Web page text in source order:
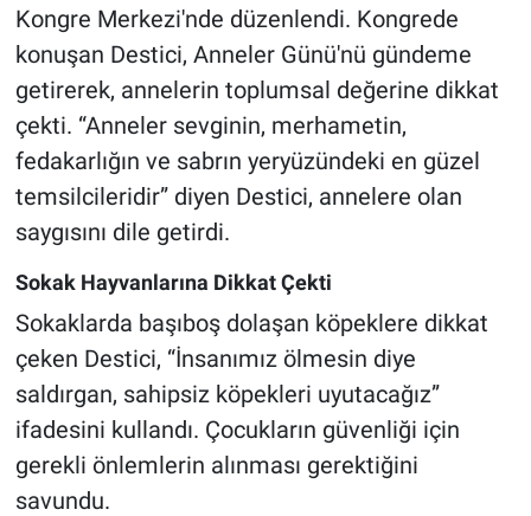
Kongre Merkezi'nde düzenlendi. Kongrede
konuşan Destici, Anneler Günü'nü gündeme
getirerek, annelerin toplumsal değerine dikkat
çekti. “Anneler sevginin, merhametin,
fedakarlığın ve sabrın yeryüzündeki en güzel
temsilcileridir” diyen Destici, annelere olan
saygısını dile getirdi.
Sokak Hayvanlarına Dikkat Çekti
Sokaklarda başıboş dolaşan köpeklere dikkat
çeken Destici, “İnsanımız ölmesin diye
saldırgan, sahipsiz köpekleri uyutacağız”
ifadesini kullandı. Çocukların güvenliği için
gerekli önlemlerin alınması gerektiğini
savundu.